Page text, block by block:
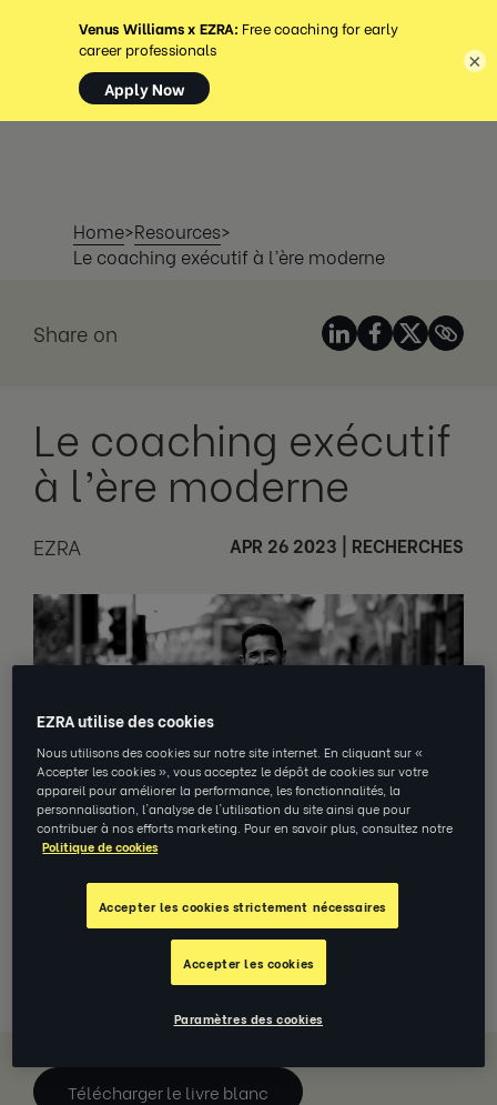
MENU
Home>Resources>
Le coaching exécutif à l’ère moderne
Share on
Le coaching exécutif
à l’ère moderne
EZRA APR 26 2023 RECHERCHES
Ne laissez pas ces trois idées reçues
freiner vos leaders.
Télécharger le livre blanc
×
EZRA utilise des cookies
Nous utilisons des cookies sur notre site internet. En cliquant sur «
Accepter les cookies », vous acceptez le dépôt de cookies sur votre
appareil pour améliorer la performance, les fonctionnalités, la
personnalisation, l'analyse de l'utilisation du site ainsi que pour
contribuer à nos efforts marketing. Pour en savoir plus, consultez notre
Politique de cookies
Accepter les cookies strictement nécessaires
Accepter les cookies
Paramètres des cookies